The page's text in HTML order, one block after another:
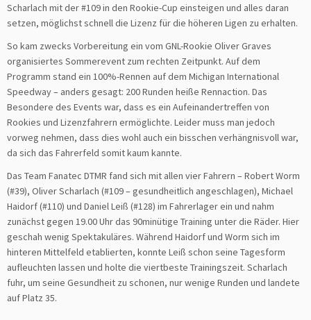
Scharlach mit der #109 in den Rookie-Cup einsteigen und alles daran
setzen, möglichst schnell die Lizenz für die höheren Ligen zu erhalten.
So kam zwecks Vorbereitung ein vom GNL-Rookie Oliver Graves
organisiertes Sommerevent zum rechten Zeitpunkt. Auf dem
Programm stand ein 100%-Rennen auf dem Michigan International
Speedway – anders gesagt: 200 Runden heiße Rennaction. Das
Besondere des Events war, dass es ein Aufeinandertreffen von
Rookies und Lizenzfahrern ermöglichte. Leider muss man jedoch
vorweg nehmen, dass dies wohl auch ein bisschen verhängnisvoll war,
da sich das Fahrerfeld somit kaum kannte.
Das Team Fanatec DTMR fand sich mit allen vier Fahrern – Robert Worm
(#39), Oliver Scharlach (#109 – gesundheitlich angeschlagen), Michael
Haidorf (#110) und Daniel Leiß (#128) im Fahrerlager ein und nahm
zunächst gegen 19.00 Uhr das 90minütige Training unter die Räder. Hier
geschah wenig Spektakuläres. Während Haidorf und Worm sich im
hinteren Mittelfeld etablierten, konnte Leiß schon seine Tagesform
aufleuchten lassen und holte die viertbeste Trainingszeit. Scharlach
fuhr, um seine Gesundheit zu schonen, nur wenige Runden und landete
auf Platz 35.